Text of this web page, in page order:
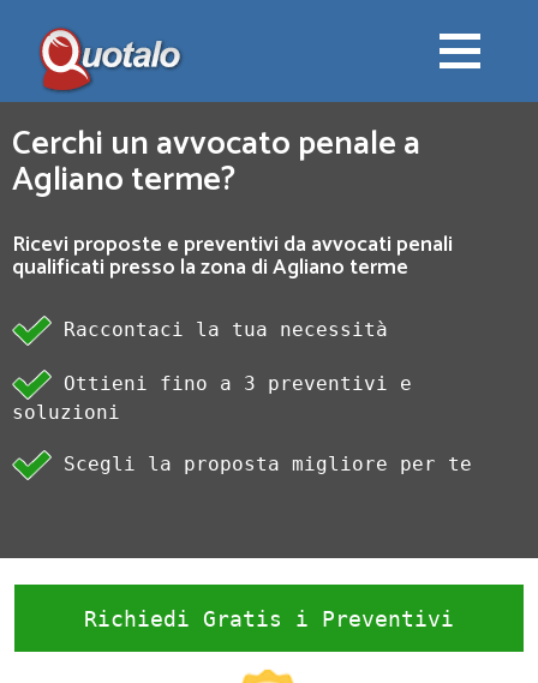
Cerchi un avvocato penale a
Agliano terme?
Ricevi proposte e preventivi da avvocati penali
qualificati presso la zona di Agliano terme
Raccontaci la tua necessità
Ottieni fino a 3 preventivi e
soluzioni
Scegli la proposta migliore per te
Richiedi Gratis i Preventivi